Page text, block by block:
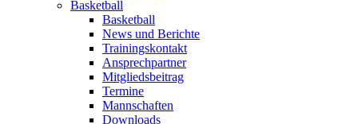
Basketball
Basketball
News und Berichte
Trainingskontakt
Ansprechpartner
Mitgliedsbeitrag
Termine
Mannschaften
Downloads